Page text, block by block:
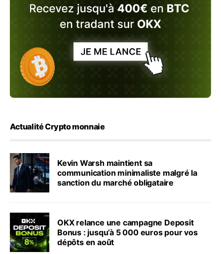
Actualité Crypto monnaie
Kevin Warsh maintient sa
communication minimaliste malgré la
sanction du marché obligataire
OKX relance une campagne Deposit
Bonus : jusqu’à 5 000 euros pour vos
dépôts en août